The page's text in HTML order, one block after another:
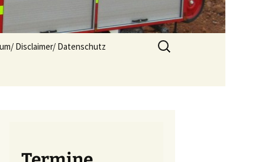
Disclaimer/ Datenschutz
Suchen
nach: